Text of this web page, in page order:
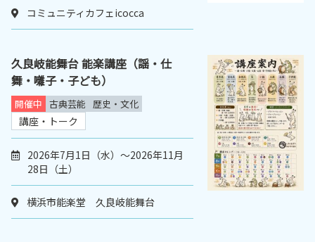
コミュニティカフェicocca
久良岐能舞台 能楽講座（謡・仕
舞・囃子・子ども）
開催中 古典芸能 歴史・文化
講座・トーク
2026年7月1日（水）～2026年11月
28日（土）
横浜市能楽堂 久良岐能舞台